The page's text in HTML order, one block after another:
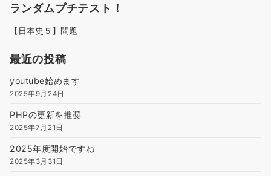
ランダムプチテスト！
【日本史５】問題
最近の投稿
youtube始めます
2025年9月24日
PHPの更新を推奨
2025年7月21日
2025年度開始ですね
2025年3月31日